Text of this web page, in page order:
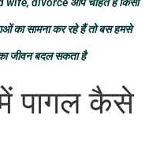
divorce आप चाहते है किसी
का सामना कर रहे हैं तो बस हमसे
जीवन बदल सकता है
पागल कैसे